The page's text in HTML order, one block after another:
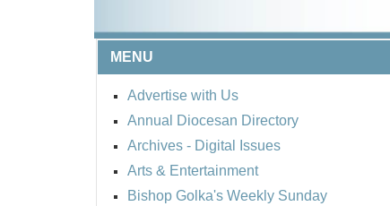
MENU
Advertise with Us
Annual Diocesan Directory
Archives - Digital Issues
Arts & Entertainment
Bishop Golka's Weekly Sunday